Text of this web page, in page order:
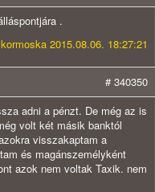
.
2015.08.06. 18:27:21
# 340350
adni a pénzt. De még az is
volt két másik banktól
visszakaptam a
és magánszemélyként
azok nem voltak Taxik. nem